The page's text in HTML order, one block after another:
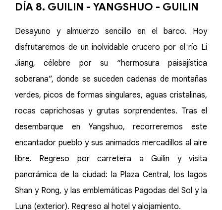
DÍA 8. GUILIN - YANGSHUO - GUILIN
Desayuno y almuerzo sencillo en el barco. Hoy
disfrutaremos de un inolvidable crucero por el río Li
Jiang, célebre por su “hermosura paisajística
soberana”, donde se suceden cadenas de montañas
verdes, picos de formas singulares, aguas cristalinas,
rocas caprichosas y grutas sorprendentes. Tras el
desembarque en Yangshuo, recorreremos este
encantador pueblo y sus animados mercadillos al aire
libre. Regreso por carretera a Guilin y visita
panorámica de la ciudad: la Plaza Central, los lagos
Shan y Rong, y las emblemáticas Pagodas del Sol y la
Luna (exterior). Regreso al hotel y alojamiento.